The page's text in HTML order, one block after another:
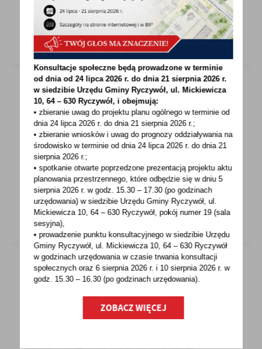
wyrażać szacunek dla...
28 - 04 - 2023
CHARYTATYWNY BIEG DLA HANI
Podarujmy zdrowie Hani. Pomaganie jest
proste!Charytatywny bieg dla Hani -
18.06.23rPozyskanie środków...
Konsultacje społeczne będą prowadzone w terminie
od dnia od 24 lipca 2026 r. do dnia 21 sierpnia 2026 r.
w siedzibie Urzędu Gminy Ryczywół, ul. Mickiewicza
10, 64 – 630 Ryczywół, i obejmują:
• zbieranie uwag do projektu planu ogólnego w terminie od
dnia 24 lipca 2026 r. do dnia 21 sierpnia 2026 r.;
• zbieranie wniosków i uwag do prognozy oddziaływania na
środowisko w terminie od dnia 24 lipca 2026 r. do dnia 21
sierpnia 2026 r.;
• spotkanie otwarte poprzedzone prezentacją projektu aktu
planowania przestrzennego, które odbędzie się w dniu 5
sierpnia 2026 r.w godz. 15.30 – 17.30 (po godzinach
urzędowania) w siedzibie Urzędu Gminy Ryczywół, ul.
Mickiewicza 10, 64 – 630 Ryczywół, pokójnumer 19 (sala
sesyjna),
• prowadzenie punktu konsultacyjnego w siedzibie Urzędu
Gminy Ryczywół, ul. Mickiewicza 10, 64 – 630 Ryczywół
w godzinachurzędowania w czasie trwania konsultacji
społecznych oraz 6 sierpnia 2026 r. i 10 sierpnia 2026 r. w
godz. 15.30 – 16.30 (po godzinachurzędowania).
ZOBACZ WIĘCEJ